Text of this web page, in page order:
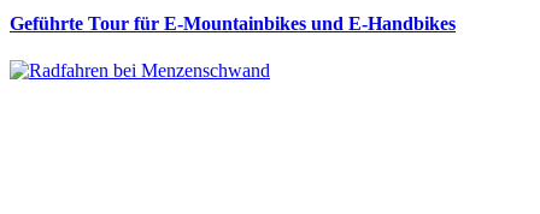
Geführte Tour für E-Mountainbikes und E-Handbikes